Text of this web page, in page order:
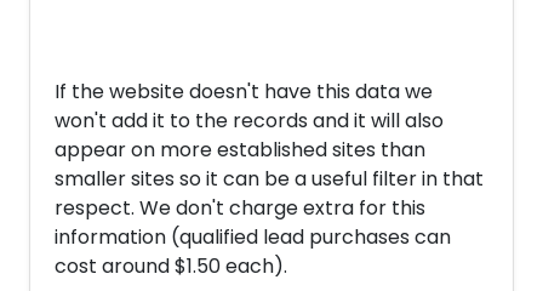
If the website doesn't have this data we
won't add it to the records and it will also
appear on more established sites than
smaller sites so it can be a useful filter in that
respect. We don't charge extra for this
information (qualified lead purchases can
cost around $1.50 each).